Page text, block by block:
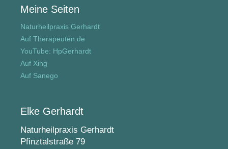
Meine Seiten
Naturheilpraxis Gerhardt
Auf Therapeuten.de
YouTube: HpGerhardt
Auf Xing
Auf Sanego
Elke Gerhardt
Naturheilpraxis Gerhardt
Pfinztalstraße 79